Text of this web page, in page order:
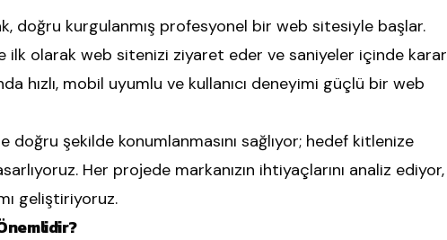
doğru kurgulanmış profesyonel bir web sitesiyle başlar.
ilk olarak web sitenizi ziyaret eder ve saniyeler içinde karar
hızlı, mobil uyumlu ve kullanıcı deneyimi güçlü bir web
şekilde konumlanmasını sağlıyor; hedef kitlenize
Her projede markanızın ihtiyaçlarını analiz ediyor,
geliştiriyoruz.